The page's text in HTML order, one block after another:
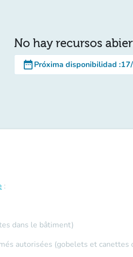
No hay recursos
date_rangePróxima disponibilidad :
:
dans le bâtiment)
autorisées (gobelets et